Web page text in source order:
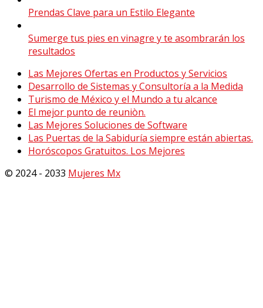
Prendas Clave para un Estilo Elegante
Sumerge tus pies en vinagre y te asombrarán los
resultados
Las Mejores Ofertas en Productos y Servicios
Desarrollo de Sistemas y Consultoría a la Medida
Turismo de México y el Mundo a tu alcance
El mejor punto de reuniòn.
Las Mejores Soluciones de Software
Las Puertas de la Sabiduría siempre están abiertas.
Horóscopos Gratuitos. Los Mejores
© 2024 - 2033 Mujeres Mx